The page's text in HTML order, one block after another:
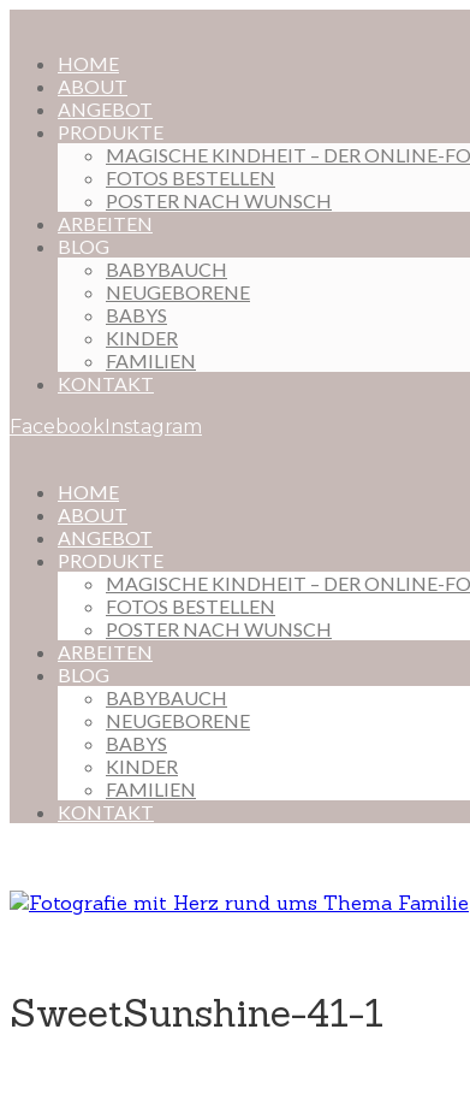
HOME
ABOUT
ANGEBOT
PRODUKTE
MAGISCHE KINDHEIT – DER ONLINE-
FOTOS BESTELLEN
POSTER NACH WUNSCH
ARBEITEN
BLOG
BABYBAUCH
NEUGEBORENE
BABYS
KINDER
FAMILIEN
KONTAKT
FacebookInstagram
HOME
ABOUT
ANGEBOT
PRODUKTE
MAGISCHE KINDHEIT – DER ONLINE-
FOTOS BESTELLEN
POSTER NACH WUNSCH
ARBEITEN
BLOG
BABYBAUCH
NEUGEBORENE
BABYS
KINDER
FAMILIEN
KONTAKT
SweetSunshine-41-1